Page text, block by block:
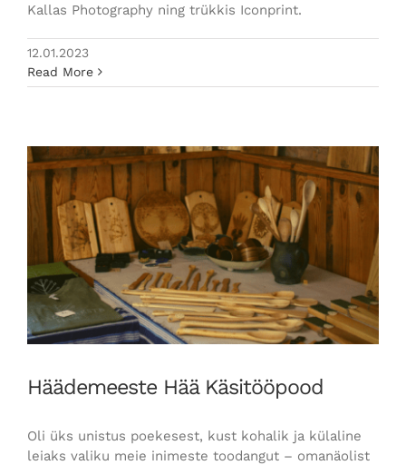
Kallas Photography ning trükkis Iconprint.
12.01.2023
Read More
Häädemeeste Hää Käsitööpood
Oli üks unistus poekesest, kust kohalik ja külaline
leiaks valiku meie inimeste toodangut – omanäolist